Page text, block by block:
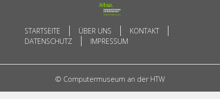
STARTSEITE ÜBER UNS
KONTAKT
DATENSCHUTZ
IMPRESSUM
© Computermuseum an der HTW